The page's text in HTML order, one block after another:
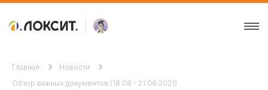
Главная
Новости
Обзор важных документов (18.08 - 21.08.2021)